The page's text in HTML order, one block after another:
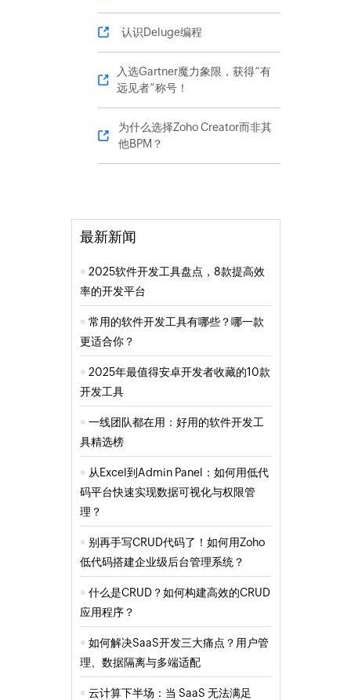
认识Deluge编程
入选Gartner魔力象限，获得“有
远见者”称号！
为什么选择Zoho Creator而非其
他BPM？
最新新闻
2025软件开发工具盘点，8款提高效
率的开发平台
常用的软件开发工具有哪些？哪一款
更适合你？
2025年最值得安卓开发者收藏的10款
开发工具
一线团队都在用：好用的软件开发工
具精选榜
从Excel到Admin Panel：如何用低代
码平台快速实现数据可视化与权限管
理？
别再手写CRUD代码了！如何用Zoho
低代码搭建企业级后台管理系统？
什么是CRUD？如何构建高效的CRUD
应用程序？
如何解决SaaS开发三大痛点？用户管
理、数据隔离与多端适配
云计算下半场：当 SaaS 无法满足